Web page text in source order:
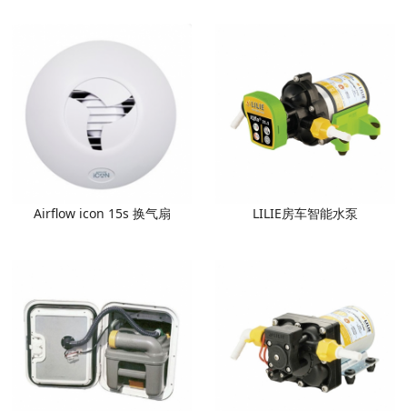
Airflow icon 15s 换气扇 LILIE房车智能水泵